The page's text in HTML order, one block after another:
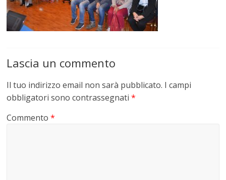
Lascia un commento
Il tuo indirizzo email non sarà pubblicato. I campi
obbligatori sono contrassegnati*
Commento*